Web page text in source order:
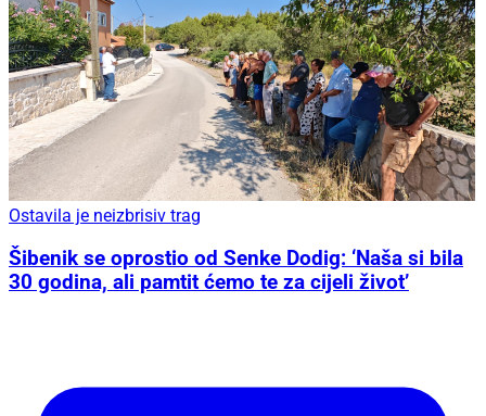
Ostavila je neizbrisiv trag
Šibenik se oprostio od Senke Dodig: ‘Naša si bila
30 godina, ali pamtit ćemo te za cijeli život’